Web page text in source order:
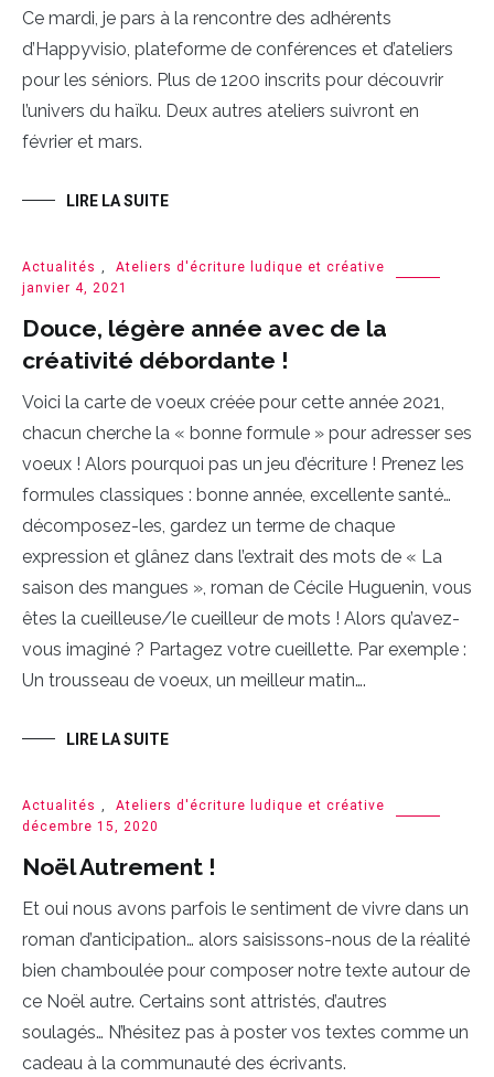
Ce mardi, je pars à la rencontre des adhérents
d’Happyvisio, plateforme de conférences et d’ateliers
pour les séniors. Plus de 1200 inscrits pour découvrir
l’univers du haïku. Deux autres ateliers suivront en
février et mars.
LIRE LA SUITE
Actualités ,
Ateliers d'écriture ludique et créative
janvier 4, 2021
Douce, légère année avec de la
créativité débordante !
Voici la carte de voeux créée pour cette année 2021,
chacun cherche la « bonne formule » pour adresser ses
voeux ! Alors pourquoi pas un jeu d’écriture ! Prenez les
formules classiques : bonne année, excellente santé…
décomposez-les, gardez un terme de chaque
expression et glânez dans l’extrait des mots de « La
saison des mangues », roman de Cécile Huguenin, vous
êtes la cueilleuse/le cueilleur de mots ! Alors qu’avez-
vous imaginé ? Partagez votre cueillette. Par exemple :
Un trousseau de voeux, un meilleur matin….
LIRE LA SUITE
Actualités ,
Ateliers d'écriture ludique et créative
décembre 15, 2020
Noël Autrement !
Et oui nous avons parfois le sentiment de vivre dans un
roman d’anticipation… alors saisissons-nous de la réalité
bien chamboulée pour composer notre texte autour de
ce Noël autre. Certains sont attristés, d’autres
soulagés… N’hésitez pas à poster vos textes comme un
cadeau à la communauté des écrivants.